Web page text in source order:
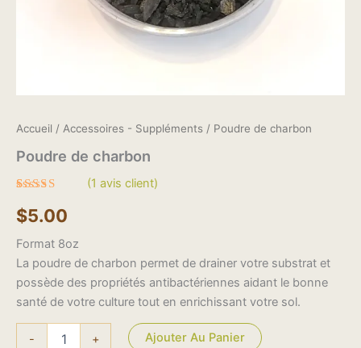
Accueil / Accessoires - Suppléments / Poudre de charbon
Poudre de charbon
sur 5 basé
sur
client
(1 avis client)
$5.00
Format 8oz
La poudre de charbon permet de drainer votre substrat et
possède des propriétés antibactériennes aidant le bonne
santé de votre culture tout en enrichissant votre sol.
- + Ajouter Au Panier